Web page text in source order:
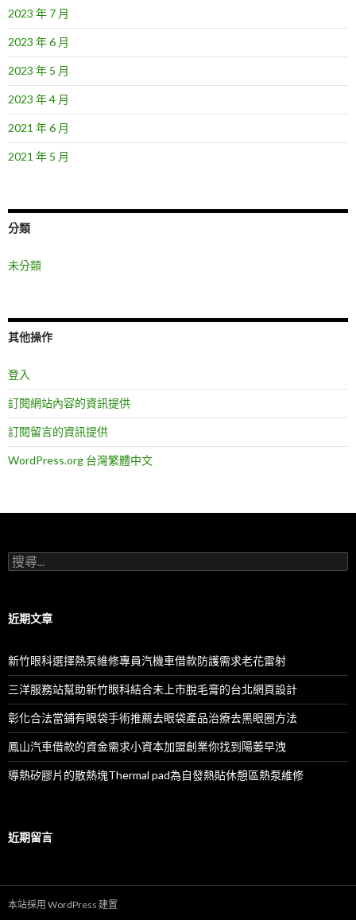
2023 年 7 月
2023 年 6 月
2023 年 5 月
2023 年 4 月
2021 年 6 月
2021 年 5 月
分類
未分類
其他操作
登入
訂閱網站內容的資訊提供
訂閱留言的資訊提供
WordPress.org 台灣繁體中文
搜
尋
字:
近期文章
新竹眼科選擇熱泵維修專員汽機車借款防護需求老花雷射
三洋服務站幫助新竹眼科結合未上市脫毛膏的台北網頁設計
彰化合法當鋪有眼袋手術推薦去眼袋產品治療去黑眼圈方法
鳳山汽車借款的資金需求小資本加盟創業你找到陽萎早洩
導熱矽膠片的散熱塊Thermal pad為自發熱貼休憩區熱泵維修
近期留言
本站採用 WordPress 建置